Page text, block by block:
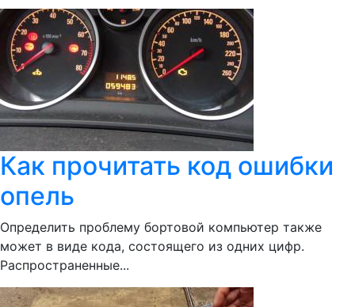
Как прочитать код ошибки
опель
Определить проблему бортовой компьютер также
может в виде кода, состоящего из одних цифр.
Распространенные...